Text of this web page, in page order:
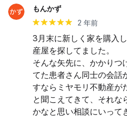
もんかず
2 年前
3月末に新しく家を購入
産屋を探してました。
そんな矢先に、かかりつ
てた患者さん同士の会話
すならミヤモリ不動産が
と聞こえてきて、それな
かなと思い相談にいって